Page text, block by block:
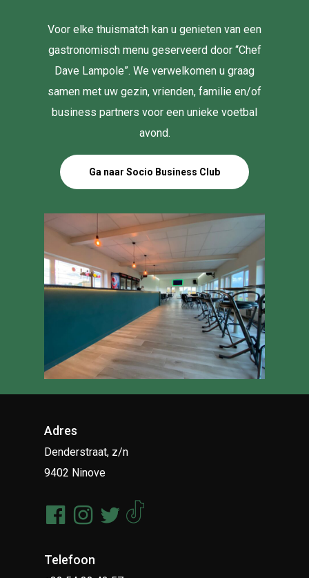
Voor elke thuismatch kan u genieten van een
gastronomisch menu geserveerd door “Chef
Dave Lampole”. We verwelkomen u graag
samen met uw gezin, vrienden, familie en/of
business partners voor een unieke voetbal
avond.
Ga naar Socio Business Club
Adres
Denderstraat, z/n
9402 Ninove
Telefoon